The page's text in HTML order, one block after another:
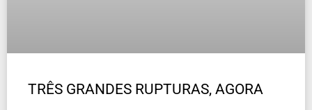
TRÊS GRANDES RUPTURAS, AGORA